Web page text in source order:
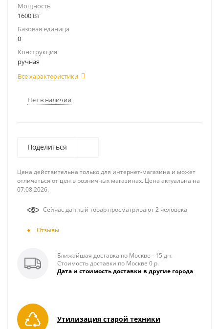
Мощность
1600 Вт
Базовая единица
0
Конструкция
ручная
Все характеристики
Нет в наличии
Поделиться
Цена действительна только для интернет-магазина и может
отличаться от цен в розничных магазинах. Цена актуальна на
07.08.2026.
Сейчас данный товар просматривают 2 человека
Отзывы
Ближайшая доставка по Москве - 15 дн.
Стоимость доставки по Москве 0 р.
Дата и стоимость доставки в другие города
Утилизация старой техники